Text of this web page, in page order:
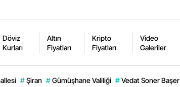
Döviz
Kurları
Altın
Fiyatları
Kripto
Fiyatları
Video
Galeriler
# Şiran # Gümüşhane Valiliği # Vedat Soner Başer